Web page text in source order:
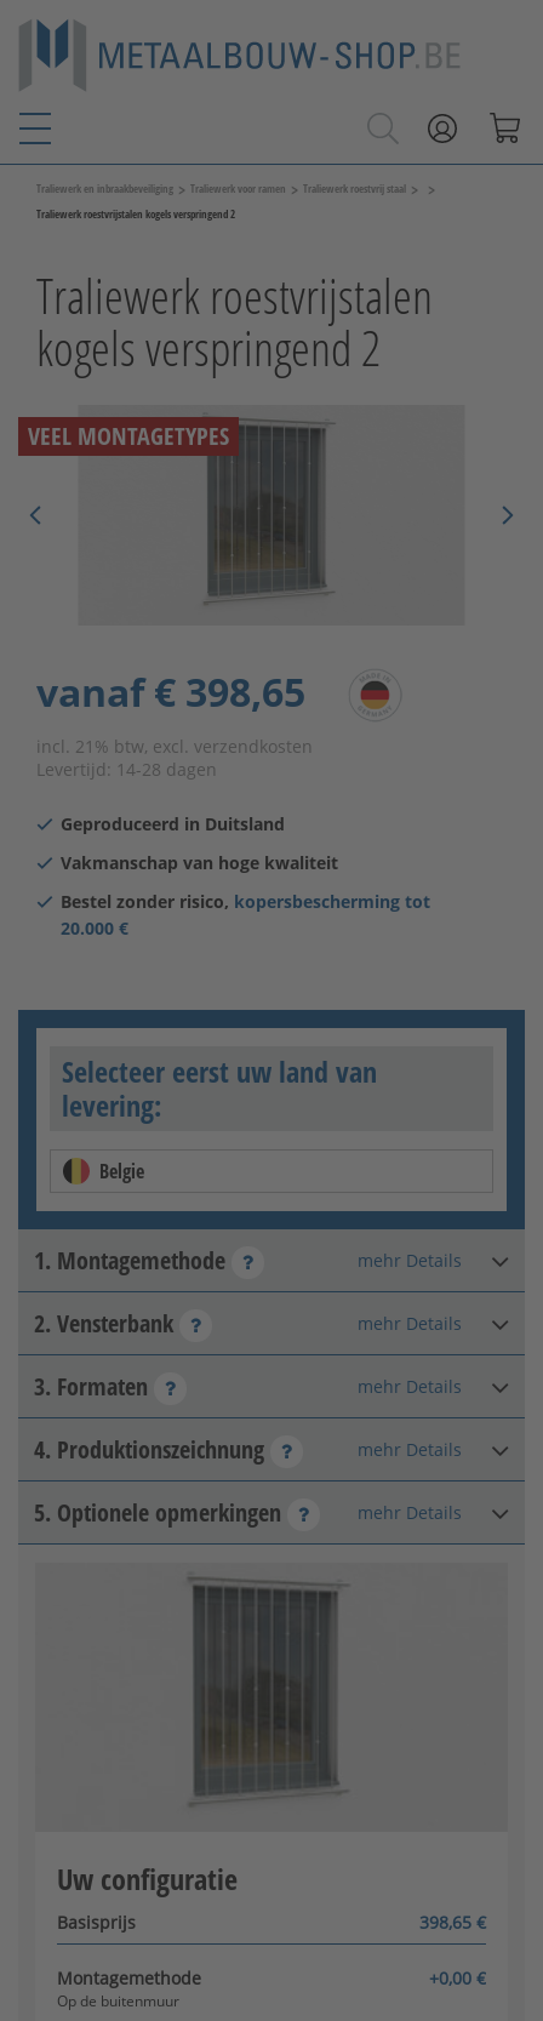
Traliewerk en inbraakbeveiliging > Traliewerk voor ramen > Traliewerk roestvrij staal > >
Traliewerk roestvrijstalen kogels verspringend 2
Traliewerk roestvrijstalen
kogels verspringend 2
VEEL MONTAGETYPES
vanaf€ 398,65
incl. 21% btw, excl. verzendkosten
Levertijd: 14-28 dagen
Geproduceerd in Duitsland
Vakmanschap van hoge kwaliteit
Bestel zonder risico, kopersbescherming tot
20.000 €
Selecteer eerst uw land van
levering:
Belgie
1. Montagemethode mehr Details
Op de buitenmuur
2. Vensterbank mehr Details
Geen vensterbank
beschikbaar
3. Formaten mehr Details
Hoogte van de negge:
mm
Toelaatbaar bereik: 400 - 2200
Toelaatbaar bereik: 400 - 2400
4. Produktionszeichnung mehr Details
Freigabezeichnung
5. Optionele opmerkingen mehr Details
Uw configuratie
Basisprijs 398,65 €
Montagemethode +0,00 €
Op de buitenmuur
Configurator wordt geladen